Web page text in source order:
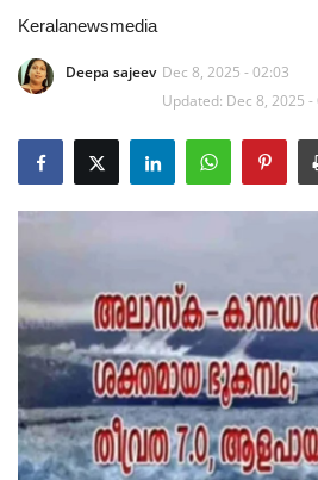
International
Sports
RealEstate
Pravasi
Technology
Keralanewsmedia
Deepa sajeev Dec 8, 2025 - 02:03
Updated: Dec 8, 2025 -